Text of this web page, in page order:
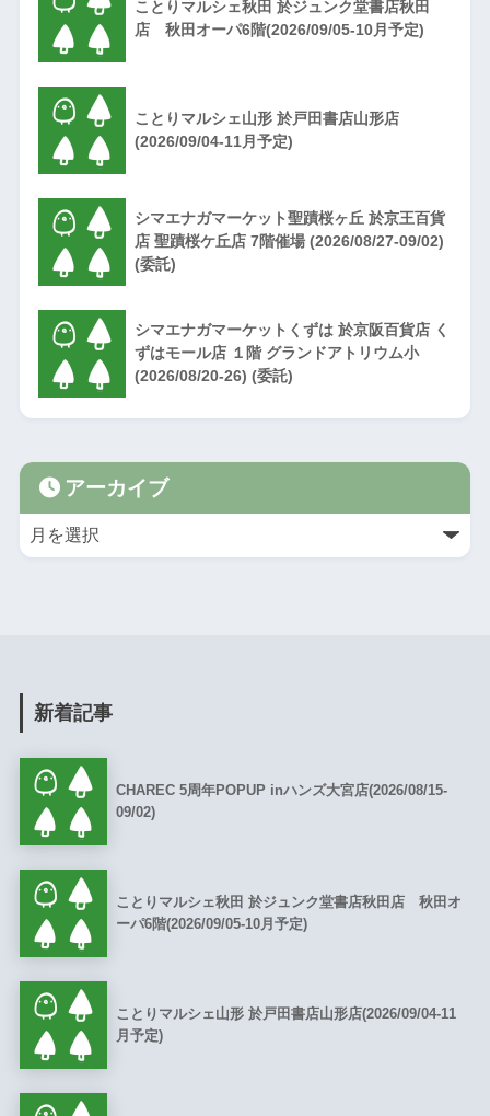
ことりマルシェ秋田 於ジュンク堂書店秋田
店 秋田オーパ6階(2026/09/05-10月予定)
ことりマルシェ山形 於戸田書店山形店
(2026/09/04-11月予定)
シマエナガマーケット聖蹟桜ヶ丘 於京王百貨
店 聖蹟桜ケ丘店 7階催場 (2026/08/27-09/02)
(委託)
シマエナガマーケットくずは 於京阪百貨店 く
ずはモール店 １階 グランドアトリウム小
(2026/08/20-26) (委託)
アーカイブ
新着記事
CHAREC 5周年POPUP inハンズ大宮店(2026/08/15-
09/02)
ことりマルシェ秋田 於ジュンク堂書店秋田店 秋田オ
ーパ6階(2026/09/05-10月予定)
ことりマルシェ山形 於戸田書店山形店(2026/09/04-11
月予定)